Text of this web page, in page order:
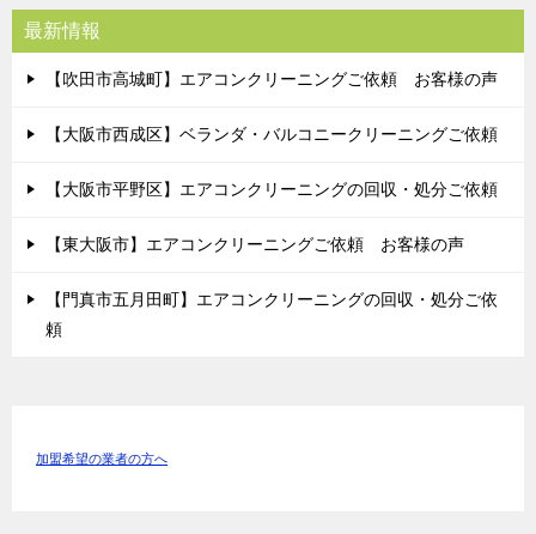
最新情報
【吹田市高城町】エアコンクリーニングご依頼 お客様の声
【大阪市西成区】ベランダ・バルコニークリーニングご依頼
【大阪市平野区】エアコンクリーニングの回収・処分ご依頼
【東大阪市】エアコンクリーニングご依頼 お客様の声
【門真市五月田町】エアコンクリーニングの回収・処分ご依
頼
加盟希望の業者の方へ